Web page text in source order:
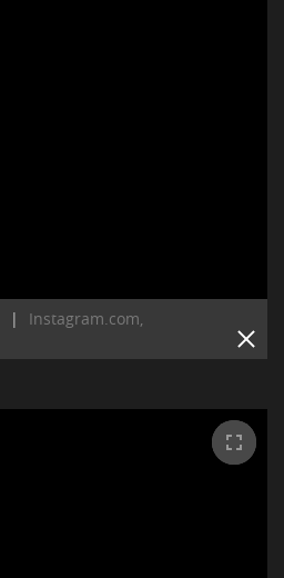
|
Instagram.com,